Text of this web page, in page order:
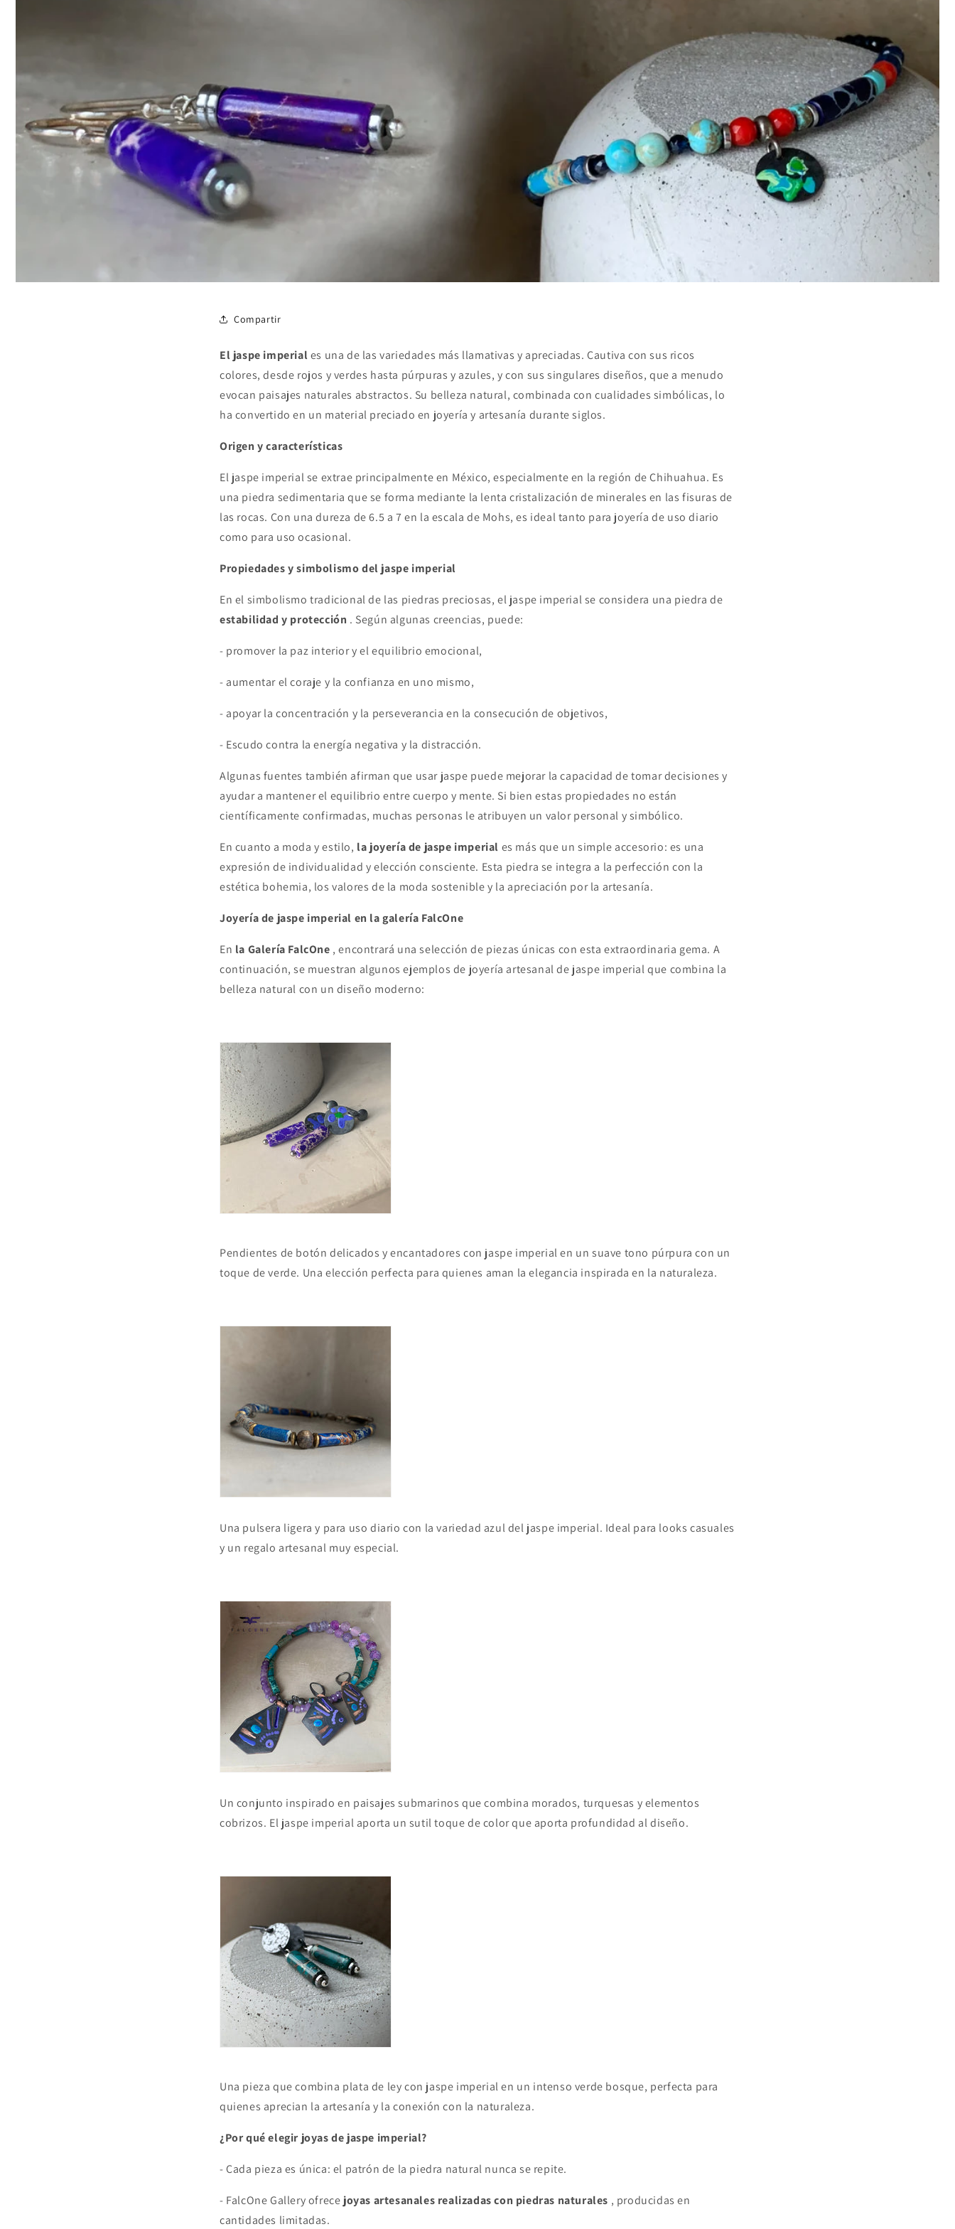
Compartir
El jaspe imperiales una de las variedades más llamativas y apreciadas. Cautiva con sus ricos
colores, desde rojos y verdes hasta púrpuras y azules, y con sus singulares diseños, que a menudo
evocan paisajes naturales abstractos. Su belleza natural, combinada con cualidades simbólicas, lo
ha convertido en un material preciado en joyería y artesanía durante siglos.
Origen y características
El jaspe imperial se extrae principalmente en México, especialmente en la región de Chihuahua. Es
una piedra sedimentaria que se forma mediante la lenta cristalización de minerales en las fisuras de
las rocas. Con una dureza de 6.5 a 7 en la escala de Mohs, es ideal tanto para joyería de uso diario
como para uso ocasional.
Propiedades y simbolismo del jaspe imperial
En el simbolismo tradicional de las piedras preciosas, el jaspe imperial se considera una piedra de
estabilidad y protección . Según algunas creencias, puede:
- promover la paz interior y el equilibrio emocional,
- aumentar el coraje y la confianza en uno mismo,
- apoyar la concentración y la perseverancia en la consecución de objetivos,
- Escudo contra la energía negativa y la distracción.
Algunas fuentes también afirman que usar jaspe puede mejorar la capacidad de tomar decisiones y
ayudar a mantener el equilibrio entre cuerpo y mente. Si bien estas propiedades no están
científicamente confirmadas, muchas personas le atribuyen un valor personal y simbólico.
En cuanto a moda y estilo, la joyería de jaspe imperial es más que un simple accesorio: es una
expresión de individualidad y elección consciente. Esta piedra se integra a la perfección con la
estética bohemia, los valores de la moda sostenible y la apreciación por la artesanía.
Joyería de jaspe imperial en la galería FalcOne
En la Galería FalcOne , encontrará una selección de piezas únicas con esta extraordinaria gema. A
continuación, se muestran algunos ejemplos de joyería artesanal de jaspe imperial que combina la
belleza natural con un diseño moderno:
Pendientes de botón delicados y encantadores con jaspe imperial en un suave tono púrpura con un
toque de verde. Una elección perfecta para quienes aman la elegancia inspirada en la naturaleza.
Una pulsera ligera y para uso diario con la variedad azul del jaspe imperial. Ideal para looks casuales
y un regalo artesanal muy especial.
Un conjunto inspirado en paisajes submarinos que combina morados, turquesas y elementos
cobrizos. El jaspe imperial aporta un sutil toque de color que aporta profundidad al diseño.
Una pieza que combina plata de ley con jaspe imperial en un intenso verde bosque, perfecta para
quienes aprecian la artesanía y la conexión con la naturaleza.
¿Por qué elegir joyas de jaspe imperial?
- Cada pieza es única: el patrón de la piedra natural nunca se repite.
- FalcOne Gallery ofrece joyas artesanales realizadas con piedras naturales , producidas en
cantidades limitadas.